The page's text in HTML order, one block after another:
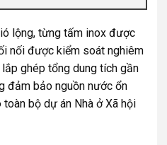
lộng, từng tấm inox được
nối được kiểm soát nghiêm
ghép tổng dung tích gần
đảm bảo nguồn nước ổn
bộ dự án Nhà ở Xã hội